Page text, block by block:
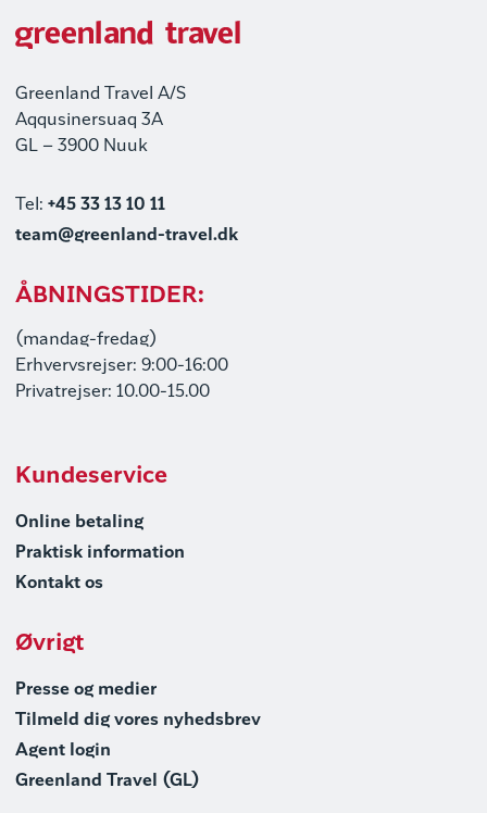
Greenland Travel A/S
Aqqusinersuaq 3A
GL – 3900 Nuuk
Tel: +45 33 13 10 11
team@greenland-travel.dk
ÅBNINGSTIDER:
(mandag-fredag)
Erhvervsrejser: 9:00-16:00
Privatrejser: 10.00-15.00
Kundeservice
Online betaling
Praktisk information
Kontakt os
Øvrigt
Presse og medier
Tilmeld dig vores nyhedsbrev
Agent login
Greenland Travel (GL)